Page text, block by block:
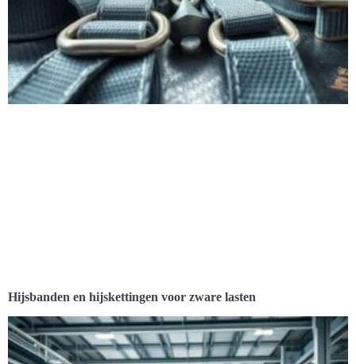
Hijsbanden en hijskettingen voor zware lasten